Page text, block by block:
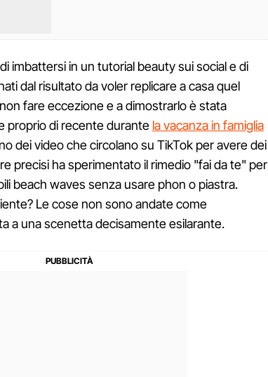
imbattersi in un tutorial beauty sui social e di
dal risultato da voler replicare a casa quel
fare eccezione e a dimostrarlo è stata
proprio di recente durante la vacanza in famiglia
dei video che circolano su TikTok per avere dei
precisi ha sperimentato il rimedio "fai da te" per
beach waves senza usare phon o piastra.
Le cose non sono andate come
a una scenetta decisamente esilarante.